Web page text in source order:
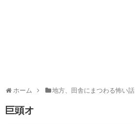
ホーム 地方、田舎にまつわる怖い話
巨頭オ